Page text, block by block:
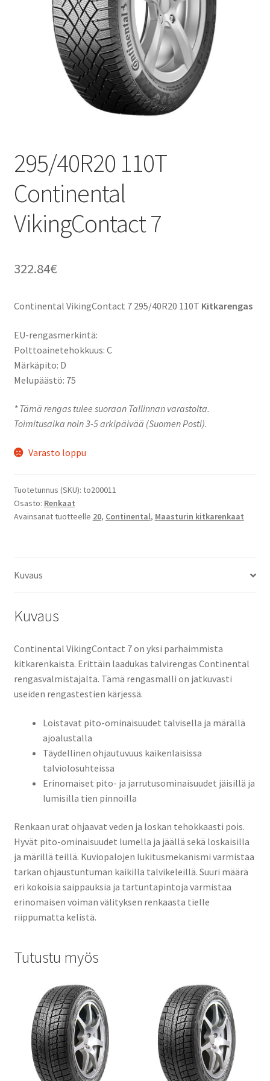
295/40R20 110T
Continental
VikingContact 7
322.84€
Continental VikingContact 7 295/40R20 110T Kitkarengas
EU-rengasmerkintä:
Polttoainetehokkuus: C
Märkäpito: D
Melupäästö: 75
* Tämä rengas tulee suoraan Tallinnan varastolta.
Toimitusaika noin 3-5 arkipäivää (Suomen Posti).
Varasto loppu
Tuotetunnus (SKU): to200011
Osasto: Renkaat
Avainsanat tuotteelle 20, Continental, Maasturin kitkarenkaat
Kuvaus
Kuvaus
Continental VikingContact 7 on yksi parhaimmista
kitkarenkaista. Erittäin laadukas talvirengas Continental
rengasvalmistajalta. Tämä rengasmalli on jatkuvasti
useiden rengastestien kärjessä.
Loistavat pito-ominaisuudet talvisella ja märällä
ajoalustalla
Täydellinen ohjautuvuus kaikenlaisissa
talviolosuhteissa
Erinomaiset pito- ja jarrutusominaisuudet jäisillä ja
lumisilla tien pinnoilla
Renkaan urat ohjaavat veden ja loskan tehokkaasti pois.
Hyvät pito-ominaisuudet lumella ja jäällä sekä loskaisilla
ja märillä teillä. Kuviopalojen lukitusmekanismi varmistaa
tarkan ohjaustuntuman kaikilla talvikeleillä. Suuri määrä
eri kokoisia saippauksia ja tartuntapintoja varmistaa
erinomaisen voiman välityksen renkaasta tielle
riippumatta kelistä.
Tutustu myös